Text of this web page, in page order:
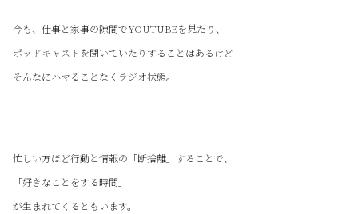
今も、仕事と家事の隙間でYOUTUBEを見たり、
ポッドキャストを聞いていたりすることはあるけど
そんなにハマることなくラジオ状態。
忙しい方ほど行動と情報の「断捨離」することで、
「好きなことをする時間」
が生まれてくるともいます。